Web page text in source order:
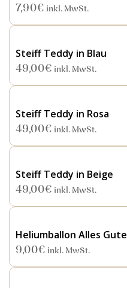
7,90€ inkl. MwSt.
Steiff Teddy in Blau
49,00€ inkl. MwSt.
Steiff Teddy in Rosa
49,00€ inkl. MwSt.
Steiff Teddy in Beige
49,00€ inkl. MwSt.
Heliumballon Alles Gute
9,00€ inkl. MwSt.